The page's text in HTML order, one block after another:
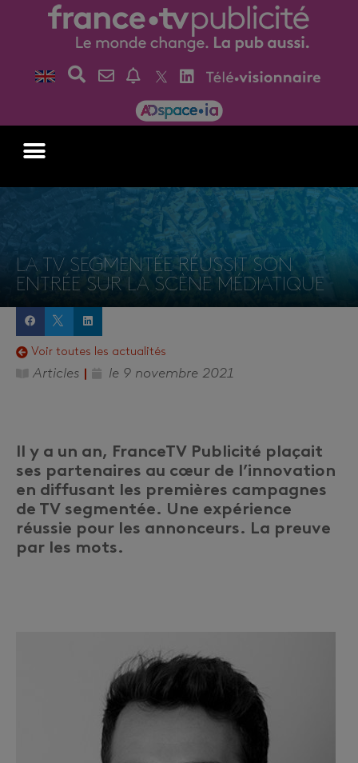
LA TV SEGMENTÉE RÉUSSIT SON
ENTRÉE SUR LA SCÈNE MÉDIATIQUE
Voir toutes les actualités
Articles le 9 novembre 2021
Il y a un an, FranceTV Publicité plaçait
ses partenaires au cœur de l’innovation
en diffusant les premières campagnes
de TV segmentée. Une expérience
réussie pour les annonceurs. La preuve
par les mots.